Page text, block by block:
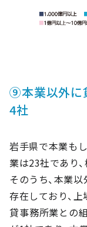
⑨本業以外に
4社
岩手県で本業も
業は23社であり
そのうち、本業
存在しており、上
貸事務所業との